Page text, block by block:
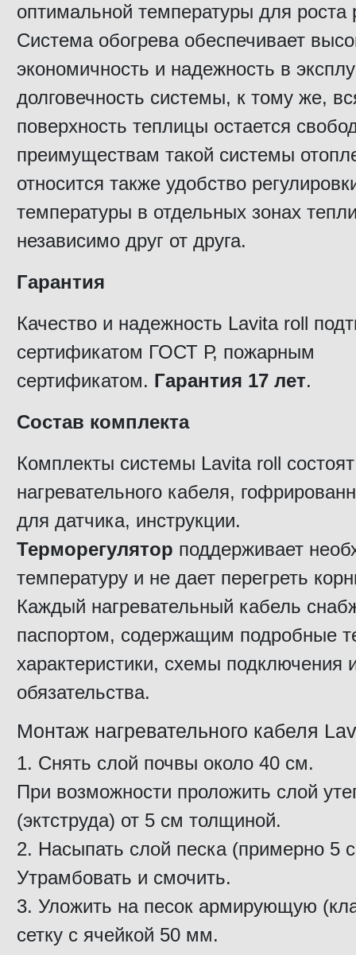
оптимальной температуры для роста
Система обогрева обеспечивает
экономичность и надежность в
долговечность системы, к тому же,
поверхность теплицы остается
преимуществам такой системы
относится также удобство
температуры в отдельных зонах
независимо друг от друга.
Гарантия
Качество и надежность Lavita roll
сертификатом ГОСТ Р, пожарным
сертификатом. Гарантия 17 лет.
Состав комплекта
Комплекты системы Lavita roll
нагревательного кабеля,
для датчика, инструкции.
Терморегулятор поддерживает
температуру и не дает перегреть
Каждый нагревательный кабель
паспортом, содержащим подробные
характеристики, схемы подключения
обязательства.
Монтаж нагревательного кабеля
Снять слой почвы около 40 см.
При возможности проложить слой
(эктструда) от 5 см толщиной.
Насыпать слой песка (примерно 5
Утрамбовать и смочить.
Уложить на песок армирующую
сетку с ячейкой 50 мм.